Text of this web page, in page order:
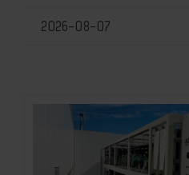
2026-08-07